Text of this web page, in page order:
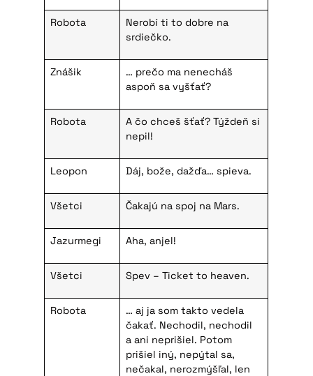
Robota
Nerobí ti to dobre na
srdiečko.
Znášik
… prečo ma nenecháš
aspoň sa vyšťať?
Robota
A čo chceš šťať? Týždeň si
nepil!
Leopon Dáj, bože, dažďa… spieva.
Všetci Čakajú na spoj na Mars.
Jazurmegi Aha, anjel!
Všetci Spev – Ticket to heaven.
Robota
… aj ja som takto vedela
čakať. Nechodil, nechodil
a ani neprišiel. Potom
prišiel iný, nepýtal sa,
nečakal, nerozmýšľal, len